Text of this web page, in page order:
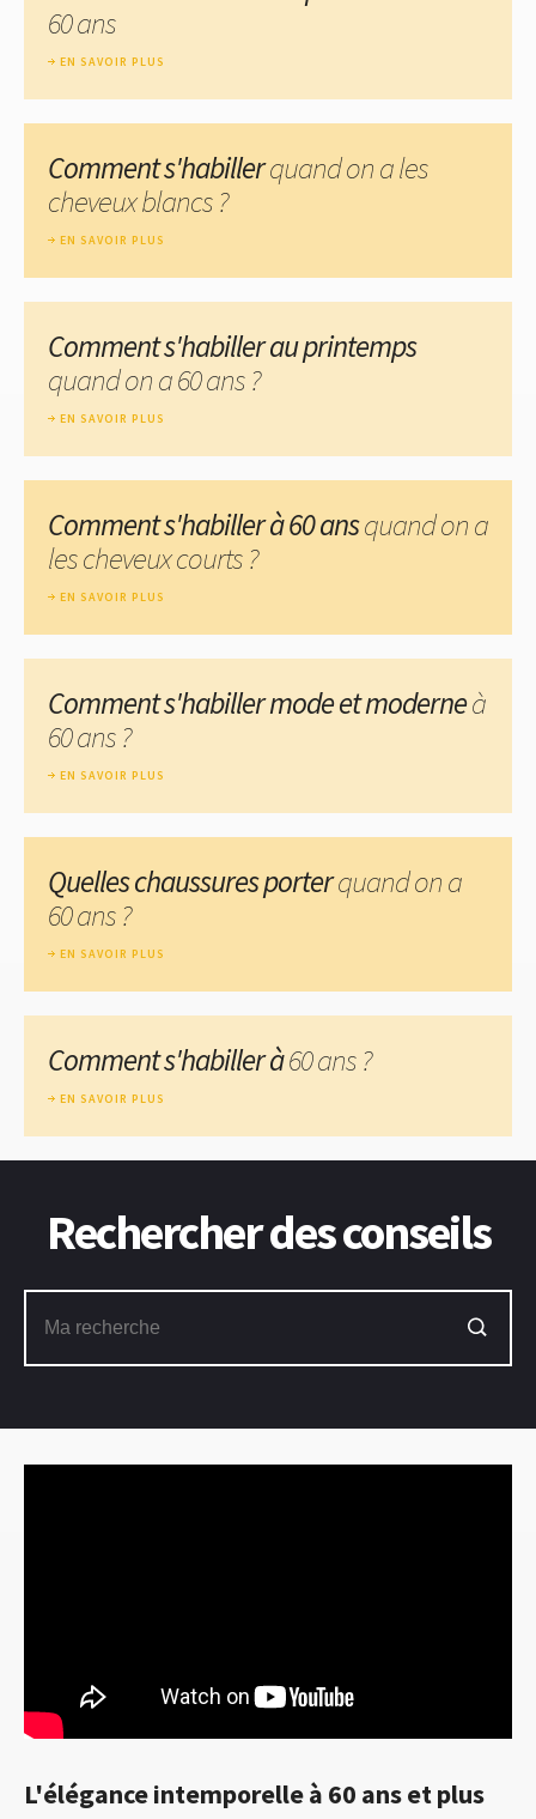
L'élégance intemporelle à 60 ans et plus
60 ans
EN SAVOIR PLUS
Comment s'habillerquand on a les
cheveux blancs ?
EN SAVOIR PLUS
Comment s'habiller au printemps
quand on a 60 ans ?
EN SAVOIR PLUS
Comment s'habiller à 60 ansquand on a
les cheveux courts ?
EN SAVOIR PLUS
Comment s'habiller mode et moderneà
60 ans ?
EN SAVOIR PLUS
Quelles chaussures porterquand on a
60 ans ?
EN SAVOIR PLUS
Comment s'habiller à60 ans ?
EN SAVOIR PLUS
Rechercher des conseils